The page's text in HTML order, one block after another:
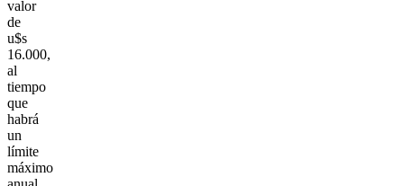
valor
de
u$s
16.000,
al
tiempo
que
habrá
un
límite
máximo